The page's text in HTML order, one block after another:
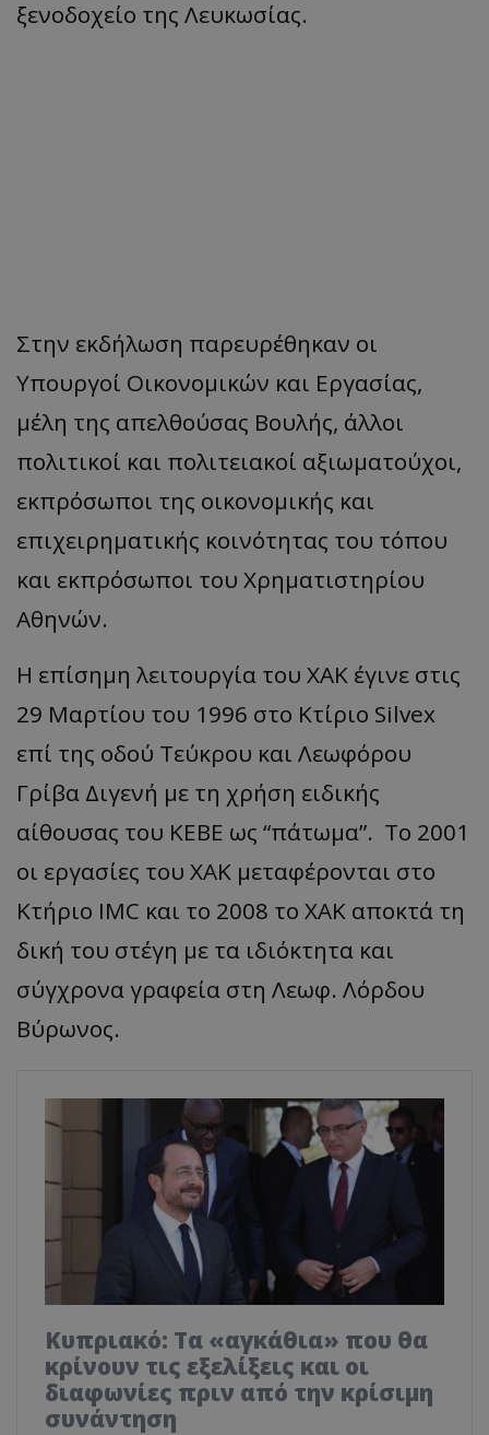
ξενοδοχείο της Λευκωσίας.
Στην εκδήλωση παρευρέθηκαν οι
Υπουργοί Οικονομικών και Εργασίας,
μέλη της απελθούσας Βουλής, άλλοι
πολιτικοί και πολιτειακοί αξιωματούχοι,
εκπρόσωποι της οικονομικής και
επιχειρηματικής κοινότητας του τόπου
και εκπρόσωποι του Χρηματιστηρίου
Αθηνών.
H επίσημη λειτουργία του ΧΑΚ έγινε στις
29 Μαρτίου του 1996 στο Κτίριο Silvex
επί της οδού Τεύκρου και Λεωφόρου
Γρίβα Διγενή με τη χρήση ειδικής
αίθουσας του ΚΕΒΕ ως “πάτωμα”. Το 2001
οι εργασίες του ΧΑΚ μεταφέρονται στο
Κτήριο IMC και το 2008 το ΧΑΚ αποκτά τη
δική του στέγη με τα ιδιόκτητα και
σύγχρονα γραφεία στη Λεωφ. Λόρδου
Βύρωνος.
Κυπριακό: Τα «αγκάθια» που θα
κρίνουν τις εξελίξεις και οι
διαφωνίες πριν από την κρίσιμη
συνάντηση